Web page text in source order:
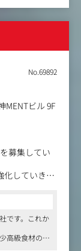
・マンガコ
、既存の業
行を推進し
リードし、
No.69892
MENTビル 9F
募集してい
化していきた
Web専任で
できるし、
です。これか
高級食材の世